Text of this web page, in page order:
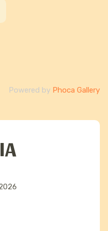
Powered by Phoca Gallery